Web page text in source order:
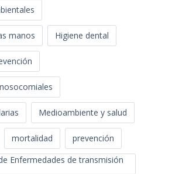
manos Higiene dental
Medioambiente y salud
mortalidad
prevención
Enfermedades de transmisión